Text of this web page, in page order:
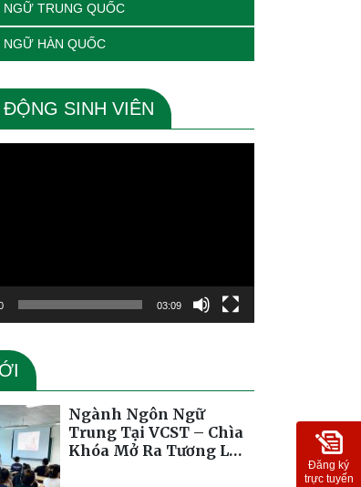
NGỮ TRUNG QUỐC
NGỮ HÀN QUỐC
ĐỘNG SINH VIÊN
03:09
Ngành Ngôn Ngữ
Trung Tại VCST – Chìa
Khóa Mở Ra Tương Lai
Đăng ký
trực tuyến